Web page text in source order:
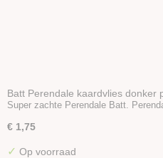
Batt Perendale kaardvlies donker
Super zachte Perendale Batt.
€ 1,75
✓ Op voorraad